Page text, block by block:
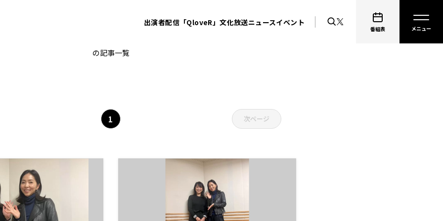
出演者配信「QloveR」文化放送ニュースイベント
番組表
オリンピック
の記事一覧
1 次ページ